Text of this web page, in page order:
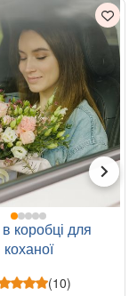
в коробці для
коханої
(10)